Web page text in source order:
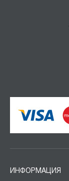
ИНФОРМАЦИЯ